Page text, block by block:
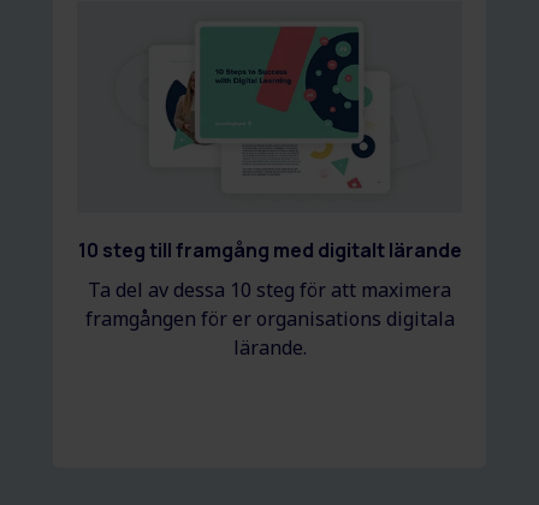
10 steg till framgång med digitalt lärande
Ta del av dessa 10 steg för att maximera
framgången för er organisations digitala
lärande.